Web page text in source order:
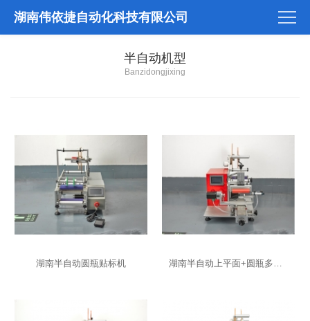
湖南伟依捷自动化科技有限公司
半自动机型
Banzidongjixing
湖南半自动圆瓶贴标机